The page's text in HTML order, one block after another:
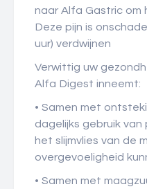
naar Alfa Gastric om
Deze pijn is
uur) verdwijnen
Verwittig uw
Alfa Digest inneemt:
• Samen met
dagelijks gebruik van
het slijmvlies van de
overgevoeligheid
• Samen met